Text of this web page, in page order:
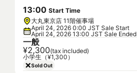
13:00 Start Time
大丸東京店 11階催事場
April 24, 2026 0:00 JST Sale Start
April 24, 2026 13:00 JST Sale Ended
一般
¥2,300(tax included)
小学生（¥1,300）
Sold Out